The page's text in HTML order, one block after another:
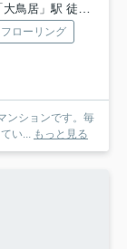
居」駅 徒歩5分
フローリング
ンションです。毎
い... もっと見る